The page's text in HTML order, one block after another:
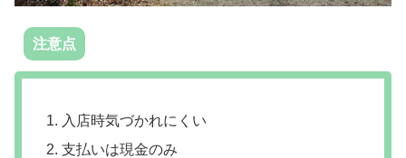
注意点
入店時気づかれにくい
支払いは現金のみ